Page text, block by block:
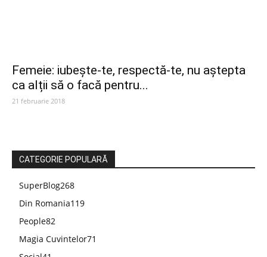
Femeie: iubește-te, respectă-te, nu aștepta
ca alții să o facă pentru...
21 februarie 2018
CATEGORIE POPULARĂ
SuperBlog268
Din Romania119
People82
Magia Cuvintelor71